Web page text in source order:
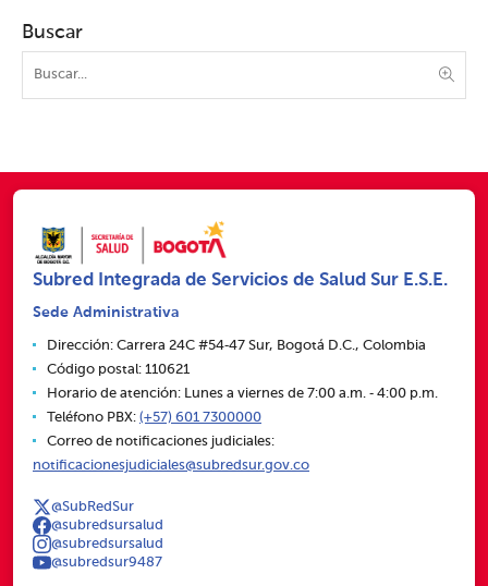
Buscar
Subred Integrada de Servicios de Salud Sur E.S.E.
Sede Administrativa
Dirección: Carrera 24C #54‑47 Sur, Bogotá D.C., Colombia
Código postal: 110621
Horario de atención: Lunes a viernes de 7:00 a.m. ‑ 4:00 p.m.
Teléfono PBX: (+57) 601 7300000
Correo de notificaciones judiciales:
notificacionesjudiciales@subredsur.gov.co
@SubRedSur
@subredsursalud
@subredsursalud
@subredsur9487